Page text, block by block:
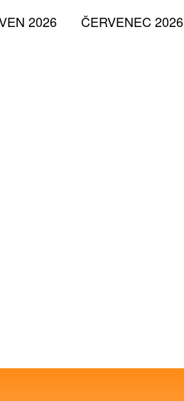
ČERVENEC 2026
2026